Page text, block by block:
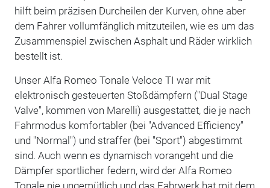
hilft beim präzisen Durcheilen der Kurven, ohne aber
dem Fahrer vollumfänglich mitzuteilen, wie es um das
Zusammenspiel zwischen Asphalt und Räder wirklich
bestellt ist.
Unser Alfa Romeo Tonale Veloce TI war mit
elektronisch gesteuerten Stoßdämpfern ("Dual Stage
Valve", kommen von Marelli) ausgestattet, die je nach
Fahrmodus komfortabler (bei "Advanced Efficiency"
und "Normal") und straffer (bei "Sport") abgestimmt
sind. Auch wenn es dynamisch vorangeht und die
Dämpfer sportlicher federn, wird der Alfa Romeo
Tonale nie ungemütlich und das Fahrwerk hat mit dem